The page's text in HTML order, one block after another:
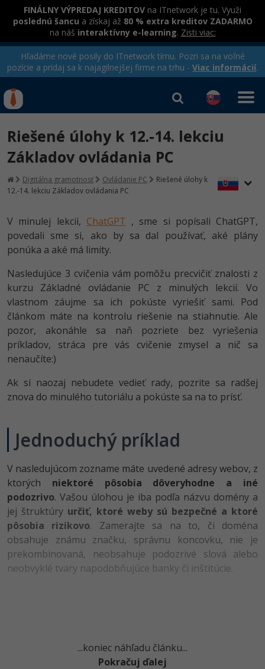
FINÁLNY VÝPREDAJ KREDITOV na ITnetwork je tu. Využi
poslednú šancu a získaj až 80 % extra kreditov ZADARMO
na náš interaktívny e-learning. Zisti viac:
Hľadáme nové posily do ITnetwork tímu. Pozri sa na voľné
pozície a pridaj sa k najagilnejšej firme na trhu - Viac informácií.
Rekvalifikačné kurzy
hradené úradom práce
Kurzy programovania
Ako začať?
Java -80%
C# .NET -80%
Python -80%
JavaScript -80%
PHP -80%
Swift -80%
Céčko -80%
VB.NET
SQL
UML -80%
Algoritmy -41%
Testovanie softvéru
Marketing -30%
WordPress
SEO -30%
UX
Copywriting -30%
Google Dokumenty
Time management
Fórum
Linux a UNIX
Windows
Kurzy dizajnu
-80%
Photoshop -80%
Adobe Illustrator -80%
Adobe Lightroom -30%
Adobe InDesign -25%
-80%
Inkscape
Fotografovanie -80%
Video
Ostatné
Blog
Médiá
Kariéra
Prihlásiť sa|Registrovať
Riešené úlohy k 12.-14. lekciu
Základov ovládania PC
Digitálna gramotnosť Ovládanie PC
Riešené úlohy k
12.-14. lekciu Základov ovládania PC
V minulej lekcii, ChatGPT , sme si popísali ChatGPT,
povedali sme si, ako by sa dal používať, aké plány
ponúka a aké má limity.
Nasledujúce 3 cvičenia vám pomôžu precvičiť znalosti z
kurzu Základné ovládanie PC z minulých lekcií. Vo
vlastnom záujme sa ich pokúste vyriešiť sami. Pod
článkom máte na kontrolu riešenie na stiahnutie. Ale
pozor, akonáhle sa naň pozriete bez vyriešenia
príkladov, stráca pre vás cvičenie zmysel a nič sa
nenaučíte:)
Ak si naozaj nebudete vedieť rady, pozrite sa radšej
znova do minulého tutoriálu a pokúste sa na to prísť.
Jednoduchý príklad
V nasledujúcom zozname máte uvedené adresy webov, z
ktorých niektoré pôsobia dôveryhodne a iné
podozrivo. Vašou úlohou je iba podľa názvu domény a
jej štruktúry určiť, ktoré weby sú bezpečné a ktoré
pôsobia rizikovo. Zamerajte sa na to, či doména
obsahuje známu značku, správnu koncovku, nie je
prekombinovaná, neobsahuje podozrivé slová alebo
neobvyklé tvary napodobňujúce banky či inštitúcie.
...koniec náhľadu článku...
Pokračuj ďalej